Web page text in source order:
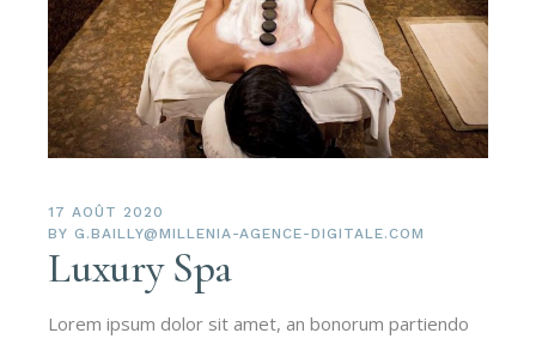
17 AOÛT 2020
BY G.BAILLY@MILLENIA-AGENCE-DIGITALE.COM
Luxury Spa
Lorem ipsum dolor sit amet, an bonorum partiendo